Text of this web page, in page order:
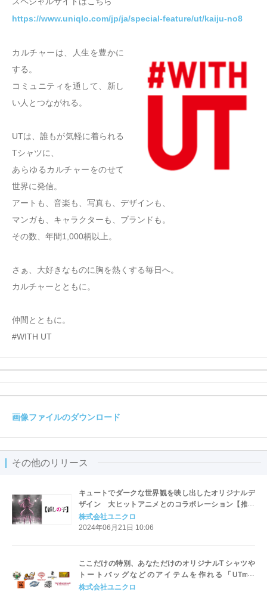
https://www.uniqlo.com/jp/ja/special-feature/ut/kaiju-no8
カルチャーは、人生を豊かに
する。
コミュニティを通して、新し
い人とつながれる。
UTは、誰もが気軽に着られる
Tシャツに、
あらゆるカルチャーをのせて
世界に発信。
アートも、音楽も、写真も、デザインも、
マンガも、キャラクターも、ブランドも。
その数、年間1,000柄以上。
さぁ、大好きなものに胸を熱くする毎日へ。
カルチャーとともに。
仲間とともに。
#WITH UT
画像ファイルのダウンロード
その他のリリース
キュートでダークな世界観を映し出したオリジナルデ
ザイン 大ヒットアニメとのコラボレーション【推し
の子】UT 7月5日（金）発売
株式会社ユニクロ
2024年06月21日 10:06
ここだけの特別、あなただけのオリジナルT シャツや
トートバッグなどのアイテムを作れる「UTme!
STORE HARAJUKU」 ～ユニクロ原宿店に6月21日
株式会社ユニクロ